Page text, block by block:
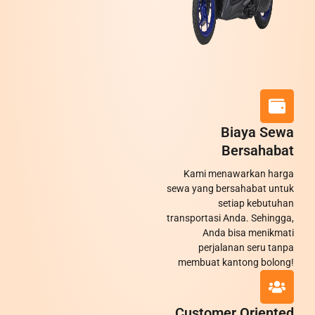
Biaya Sewa
Bersahabat
Kami menawarkan harga
sewa yang bersahabat untuk
setiap kebutuhan
transportasi Anda. Sehingga,
Anda bisa menikmati
perjalanan seru tanpa
membuat kantong bolong!